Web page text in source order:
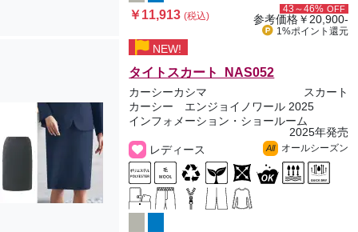
￥11,913(税込)
43～46% OFF
参考価格￥20,900-
1%ポイント 還元
NEW!
タイトスカート NAS052
カーシーカシマ
スカート
カーシー エンジョイノワール 2025
インフォメーション・ショールーム
2025年発売
レディース
All オールシーズン